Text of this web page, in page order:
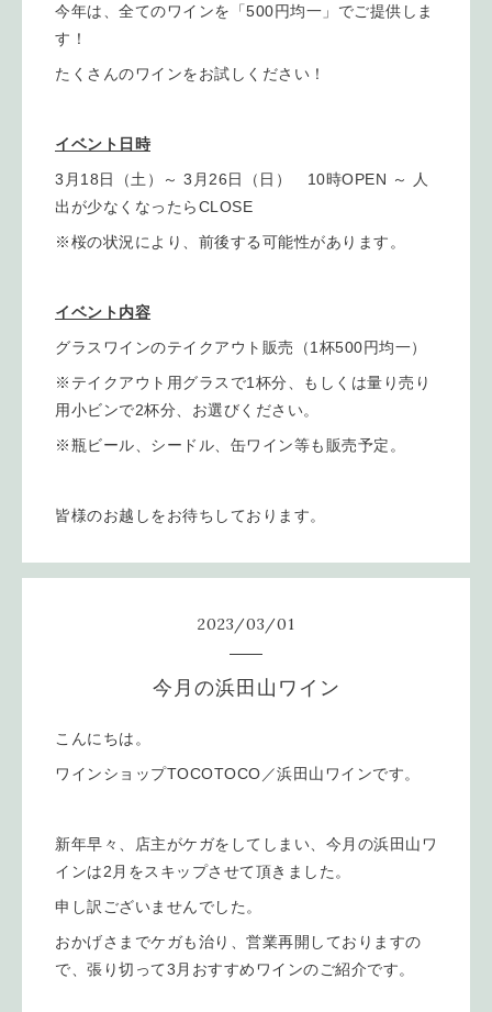
今年は、全てのワインを「500円均一」でご提供しま
す！
たくさんのワインをお試しください！
イベント日時
3月18日（土）～ 3月26日（日） 10時OPEN ～ 人
出が少なくなったらCLOSE
※桜の状況により、前後する可能性があります。
イベント内容
グラスワインのテイクアウト販売（1杯500円均一）
※テイクアウト用グラスで1杯分、もしくは量り売り
用小ビンで2杯分、お選びください。
※瓶ビール、シードル、缶ワイン等も販売予定。
皆様のお越しをお待ちしております。
2023/03/01
今月の浜田山ワイン
こんにちは。
ワインショップTOCOTOCO／浜田山ワインです。
新年早々、店主がケガをしてしまい、今月の浜田山ワ
インは2月をスキップさせて頂きました。
申し訳ございませんでした。
おかげさまでケガも治り、営業再開しておりますの
で、張り切って3月おすすめワインのご紹介です。